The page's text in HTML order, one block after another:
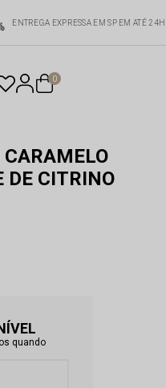
ENTREGA EXPRESSA EM SP EM ATÉ 24H
0
CARAMELO
DE CITRINO
quando